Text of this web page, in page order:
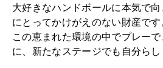
大好きなハンドボールに本気で
にとってかけがえのない財産です
この恵まれた環境の中でプレー
に、新たなステージでも自分らし